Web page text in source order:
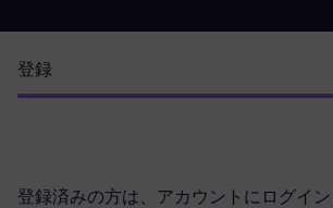
登録
登録済みの方は、 アカウントにログイン